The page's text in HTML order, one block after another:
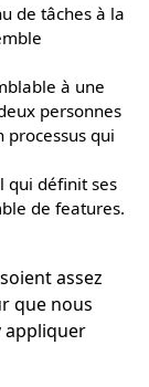
de tâches à la
à une
personnes
processus qui
qui définit ses
de features.
assez
que nous
appliquer